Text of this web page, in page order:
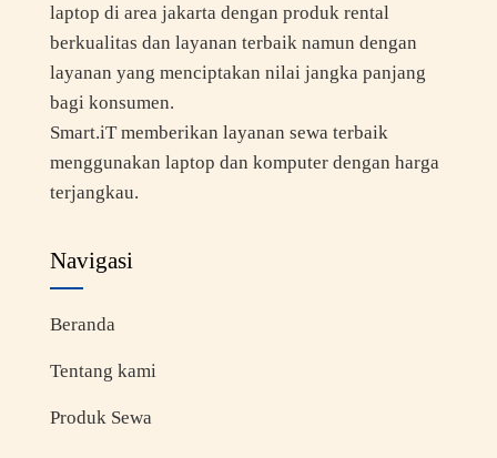
laptop di area jakarta dengan produk rental
berkualitas dan layanan terbaik namun dengan
layanan yang menciptakan nilai jangka panjang
bagi konsumen.
Smart.iT memberikan layanan sewa terbaik
menggunakan laptop dan komputer dengan harga
terjangkau.
Navigasi
Beranda
Tentang kami
Produk Sewa